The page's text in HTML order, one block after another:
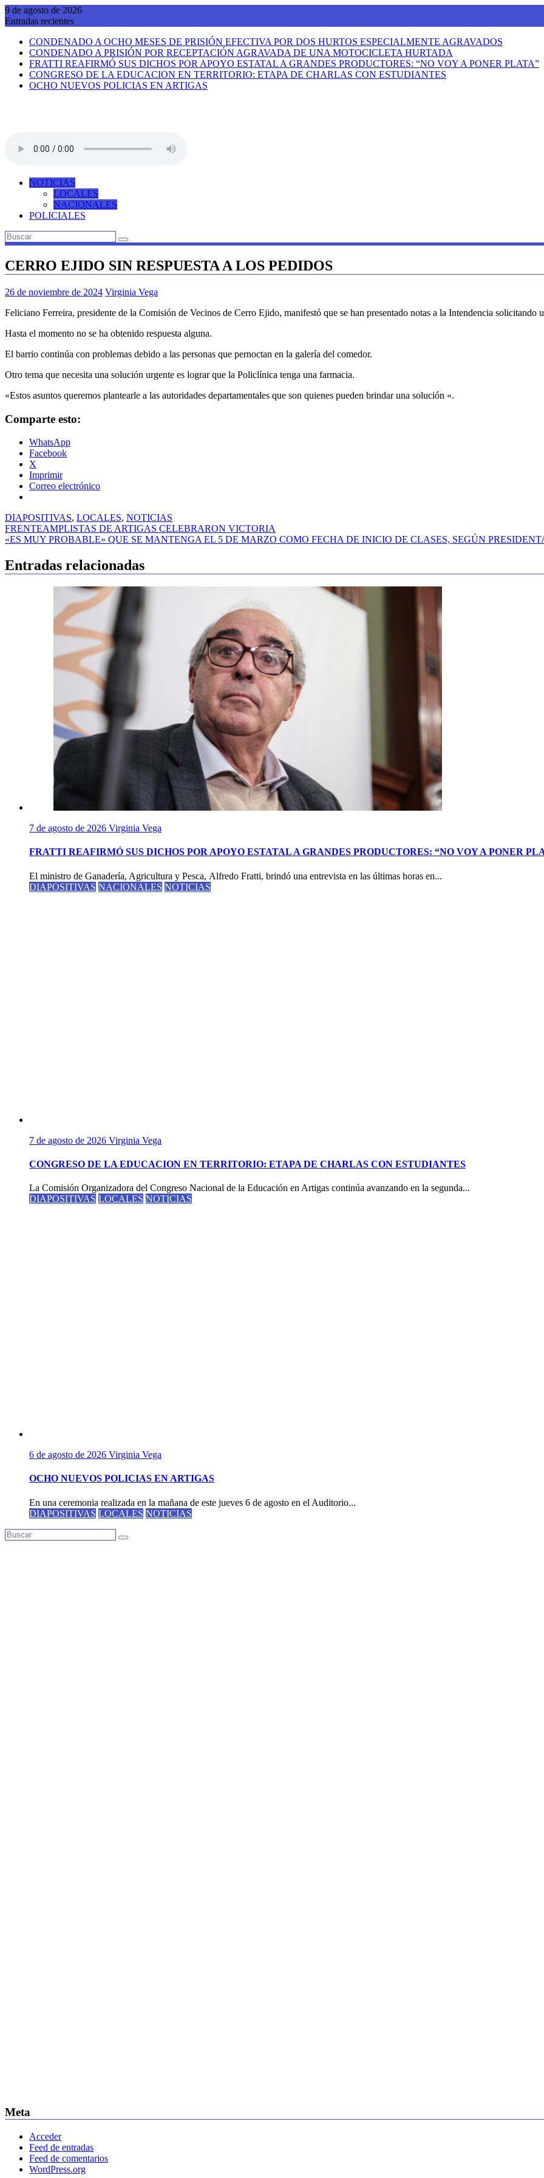
Saltar
al
9 de agosto de 2026
Entradas recientes
CONDENADO A OCHO MESES DE PRISIÓN EFECTIVA POR DOS HURTOS ESPECIALMENTE AGRAVADOS
CONDENADO A PRISIÓN POR RECEPTACIÓN AGRAVADA DE UNA MOTOCICLETA HURTADA
FRATTI REAFIRMÓ SUS DICHOS POR APOYO ESTATAL A GRANDES PRODUCTORES: “NO VOY A PONER PLATA”
CONGRESO DE LA EDUCACION EN TERRITORIO: ETAPA DE CHARLAS CON ESTUDIANTES
OCHO NUEVOS POLICIAS EN ARTIGAS
NOTICIAS
LOCALES
NACIONALES
POLICIALES
CERRO EJIDO SIN RESPUESTA A LOS PEDIDOS
26 de noviembre de 2024 Virginia Vega
Feliciano Ferreira, presidente de la Comisión de Vecinos de Cerro Ejido, manifestó que se han presentado notas a la Intendencia solicitando
Hasta el momento no se ha obtenido respuesta alguna.
El barrio continúa con problemas debido a las personas que pernoctan en la galería del comedor.
Otro tema que necesita una solución urgente es lograr que la Policlínica tenga una farmacia.
«Estos asuntos queremos plantearle a las autoridades departamentales que son quienes pueden brindar una solución «.
Comparte esto:
WhatsApp
Facebook
X
Imprimir
Correo electrónico
DIAPOSITIVAS, LOCALES, NOTICIAS
Navegación
de
entradas
FRENTEAMPLISTAS DE ARTIGAS CELEBRARON VICTORIA
«ES MUY PROBABLE» QUE SE MANTENGA EL 5 DE MARZO COMO FECHA DE INICIO DE CLASES, SEGÚN
Entradas relacionadas
7 de agosto de 2026 Virginia Vega
FRATTI REAFIRMÓ SUS DICHOS POR APOYO ESTATAL A GRANDES PRODUCTORES: “NO VOY A PONER
El ministro de Ganadería, Agricultura y Pesca, Alfredo Fratti, brindó una entrevista en las últimas horas en...
DIAPOSITIVAS NACIONALES NOTICIAS
7 de agosto de 2026 Virginia Vega
CONGRESO DE LA EDUCACION EN TERRITORIO: ETAPA DE CHARLAS CON ESTUDIANTES
La Comisión Organizadora del Congreso Nacional de la Educación en Artigas continúa avanzando en la segunda...
DIAPOSITIVAS LOCALES NOTICIAS
6 de agosto de 2026 Virginia Vega
OCHO NUEVOS POLICIAS EN ARTIGAS
En una ceremonia realizada en la mañana de este jueves 6 de agosto en el Auditorio...
DIAPOSITIVAS LOCALES NOTICIAS
Meta
Acceder
Feed de entradas
Feed de comentarios
WordPress.org